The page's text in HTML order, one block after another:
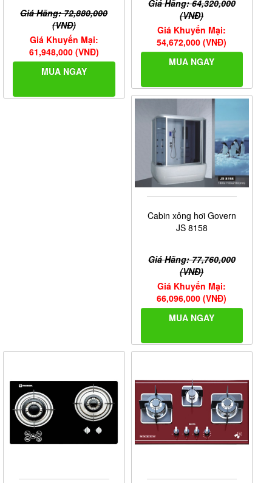
Giá Hãng: 72,880,000
(VNĐ)
Giá Khuyến Mại:
61,948,000 (VNĐ)
MUA NGAY
Giá Hãng: 64,320,000
(VNĐ)
Giá Khuyến Mại:
54,672,000 (VNĐ)
MUA NGAY
Cabin xông hơi Govern
JS 8158
Giá Hãng: 77,760,000
(VNĐ)
Giá Khuyến Mại:
66,096,000 (VNĐ)
MUA NGAY